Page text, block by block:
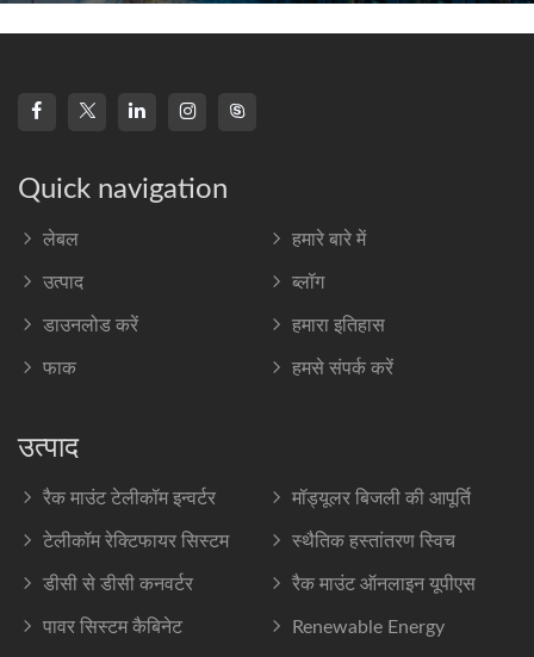
Quick navigation
लेबल हमारे बारे में
उत्पाद ब्लॉग
डाउनलोड करें हमारा इतिहास
फाक हमसे संपर्क करें
उत्पाद
रैक माउंट टेलीकॉम इन्वर्टर मॉड्यूलर बिजली की आपूर्ति
टेलीकॉम रेक्टिफायर सिस्टम स्थैतिक हस्तांतरण स्विच
डीसी से डीसी कनवर्टर रैक माउंट ऑनलाइन यूपीएस
पावर सिस्टम कैबिनेट Renewable Energy